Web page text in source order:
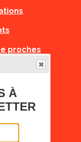
proches
À